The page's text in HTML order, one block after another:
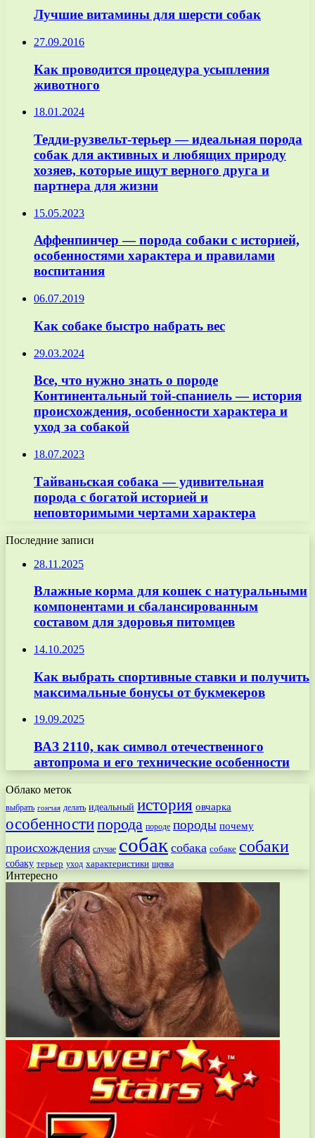
Лучшие витамины для шерсти собак
27.09.2016
Как проводится процедура усыпления
животного
18.01.2024
Тедди-рузвельт-терьер — идеальная порода
собак для активных и любящих природу
хозяев, которые ищут верного друга и
партнера для жизни
15.05.2023
Аффенпинчер — порода собаки с историей,
особенностями характера и правилами
воспитания
06.07.2019
Как собаке быстро набрать вес
29.03.2024
Все, что нужно знать о породе
Континентальный той-спаниель — история
происхождения, особенности характера и
уход за собакой
18.07.2023
Тайваньская собака — удивительная
порода с богатой историей и
неповторимыми чертами характера
Последние записи
28.11.2025
Влажные корма для кошек с натуральными
компонентами и сбалансированным
составом для здоровья питомцев
14.10.2025
Как выбрать спортивные ставки и получить
максимальные бонусы от букмекеров
19.09.2025
ВАЗ 2110, как символ отечественного
автопрома и его технические особенности
Облако меток
выбрать гончая делать идеальный история овчарка
особенностипорода породе породы почему
происхождения случае собак собака собаке собаки
собаку терьер уход характеристики щенка
Интересно